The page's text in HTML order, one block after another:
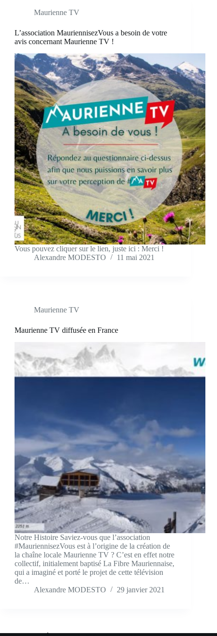
Maurienne TV
L’association MauriennisezVous a besoin de votre
avis concernant Maurienne TV !
Vous pouvez cliquer sur le lien, juste ici : Merci !
Alexandre MODESTO
11 mai 2021
Maurienne TV
Maurienne TV diffusée en France
Notre Histoire Saviez-vous que l’association
#MauriennisezVous est à l’origine de la création de
la chaîne locale Maurienne TV ? C’est en effet notre
collectif, initialement baptisé La Fibre Mauriennaise,
qui a imaginé et porté le projet de cette télévision
de…
Alexandre MODESTO
29 janvier 2021